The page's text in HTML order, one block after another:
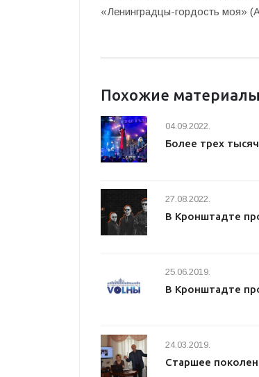
«Ленинградцы-гордость моя»
Похожие
04.09.2022.
Более трех
27.08.2022.
В Кронштадте
25.06.2019.
В Кронштадте
24.03.2019.
Старшее